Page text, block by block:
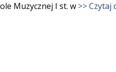
Muzycznej I st. w >> Czytaj